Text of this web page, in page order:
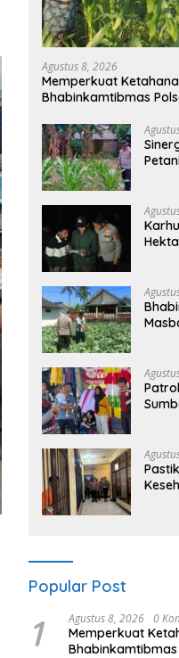
Agustus 8, 2026
Memperkuat
Bhabinkamtibmas
Tetap
Popular Post
1 Agustus 8, 2026 0
Memperkuat